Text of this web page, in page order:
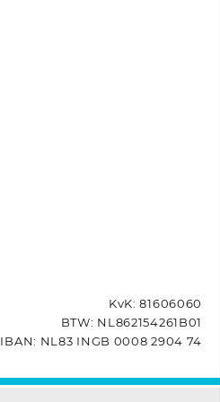
KvK: 81606060
BTW: NL862154261B01
IBAN: NL83 INGB 0008 2904 74